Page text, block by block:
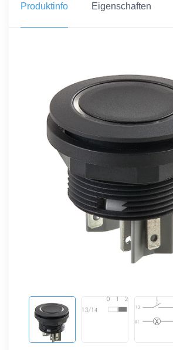
Produktinfo Eigenschaften